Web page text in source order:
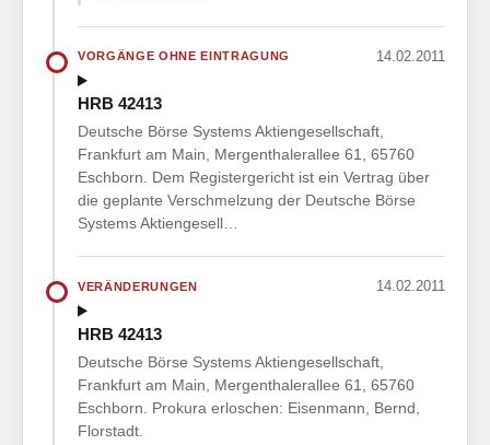
VORGÄNGE OHNE EINTRAGUNG 14.02.2011
HRB 42413
Deutsche Börse Systems Aktiengesellschaft,
Frankfurt am Main, Mergenthalerallee 61, 65760
Eschborn. Dem Registergericht ist ein Vertrag über
die geplante Verschmelzung der Deutsche Börse
Systems Aktiengesell…
VERÄNDERUNGEN 14.02.2011
HRB 42413
Deutsche Börse Systems Aktiengesellschaft,
Frankfurt am Main, Mergenthalerallee 61, 65760
Eschborn. Prokura erloschen: Eisenmann, Bernd,
Florstadt.